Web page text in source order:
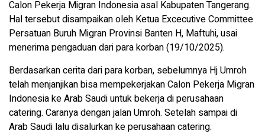
Calon Pekerja Migran Indonesia asal Kabupaten Tangerang.
Hal tersebut disampaikan oleh Ketua Excecutive Committee
Persatuan Buruh Migran Provinsi Banten H, Maftuhi, usai
menerima pengaduan dari para korban (19/10/2025).
Berdasarkan cerita dari para korban, sebelumnya Hj Umroh
telah menjanjikan bisa mempekerjakan Calon Pekerja Migran
Indonesia ke Arab Saudi untuk bekerja di perusahaan
catering. Caranya dengan jalan Umroh. Setelah sampai di
Arab Saudi lalu disalurkan ke perusahaan catering.